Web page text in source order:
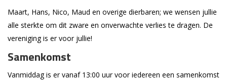
Maart, Hans, Nico, Maud en overige dierbaren; we wensen jullie
alle sterkte om dit zware en onverwachte verlies te dragen. De
vereniging is er voor jullie!
Samenkomst
Vanmiddag is er vanaf 13:00 uur voor iedereen een samenkomst